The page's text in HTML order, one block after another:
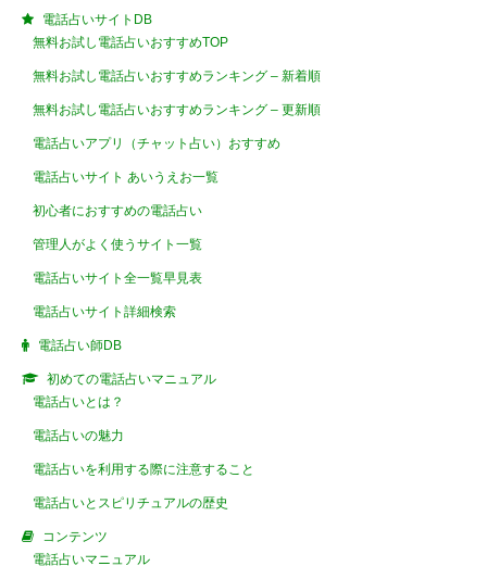
電話占いサイトDB
無料お試し電話占いおすすめTOP
無料お試し電話占いおすすめランキング – 新着順
無料お試し電話占いおすすめランキング – 更新順
電話占いアプリ（チャット占い）おすすめ
電話占いサイト あいうえお一覧
初心者におすすめの電話占い
管理人がよく使うサイト一覧
電話占いサイト全一覧早見表
電話占いサイト詳細検索
電話占い師DB
初めての電話占いマニュアル
電話占いとは？
電話占いの魅力
電話占いを利用する際に注意すること
電話占いとスピリチュアルの歴史
コンテンツ
電話占いマニュアル